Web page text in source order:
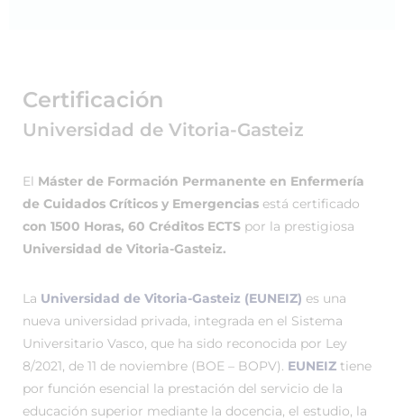
Certificación
Universidad de Vitoria-Gasteiz
El Máster de Formación Permanente en Enfermería
de Cuidados Críticos y Emergencias está certificado
con 1500 Horas, 60 Créditos ECTS por la prestigiosa
Universidad de Vitoria-Gasteiz.
La Universidad de Vitoria-Gasteiz (EUNEIZ) es una
nueva universidad privada, integrada en el Sistema
Universitario Vasco, que ha sido reconocida por Ley
8/2021, de 11 de noviembre (BOE – BOPV). EUNEIZ tiene
por función esencial la prestación del servicio de la
educación superior mediante la docencia, el estudio, la